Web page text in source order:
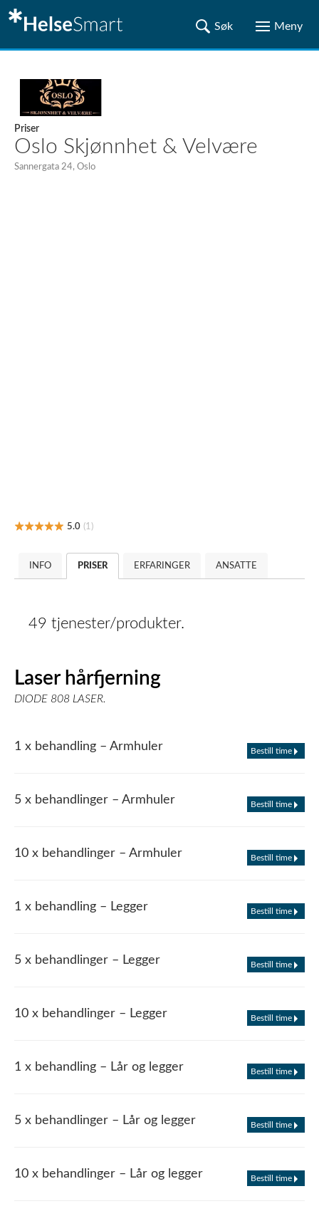
Priser
Oslo Skjønnhet & Velvære
Sannergata 24, Oslo
5.0 (1)
INFO PRISER ERFARINGER ANSATTE
49 tjenester/produkter.
Laser hårfjerning
DIODE 808 LASER.
1 x behandling – Armhuler Bestill time
5 x behandlinger – Armhuler Bestill time
10 x behandlinger – Armhuler Bestill time
1 x behandling – Legger Bestill time
5 x behandlinger – Legger Bestill time
10 x behandlinger – Legger Bestill time
1 x behandling – Lår og legger Bestill time
5 x behandlinger – Lår og legger Bestill time
10 x behandlinger – Lår og legger Bestill time